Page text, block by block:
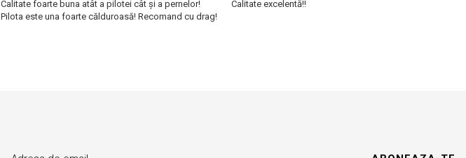
Calitate foarte buna atât a pilotei cât și a pernelor!
Pilota este una foarte călduroasă! Recomand cu drag!
Calitate excelentă!!